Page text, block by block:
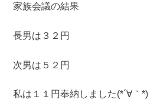
家族会議の結果
長男は３２円
次男は５２円
私は１１円奉納しました(*´∀｀*)